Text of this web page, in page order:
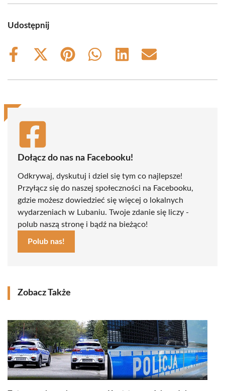
Udostępnij
Share
Share
(Twitter)
Share
Share
Share
Share
Dołącz do nas na Facebooku!
Odkrywaj, dyskutuj i dziel się tym co najlepsze!
Przyłącz się do naszej społeczności na Facebooku,
gdzie możesz dowiedzieć się więcej o lokalnych
wydarzeniach w Lubaniu. Twoje zdanie się liczy -
polub naszą stronę i bądź na bieżąco!
Polub nas!
Zobacz Także